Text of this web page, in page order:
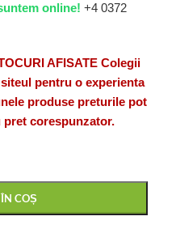
online! +4 0372
AFISATE Colegii
pentru o experienta
produse preturile pot
pret corespunzator.
COȘ